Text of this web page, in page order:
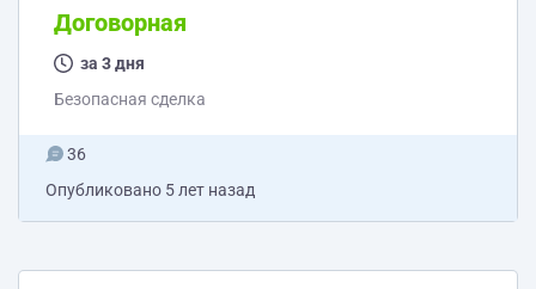
Договорная
за 3 дня
Безопасная сделка
36
Опубликовано 5 лет назад